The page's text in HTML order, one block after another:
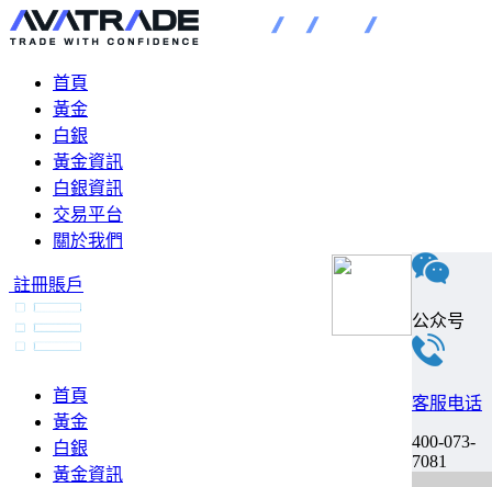
首頁
黃金
白銀
黃金資訊
白銀資訊
交易平台
關於我們
註冊賬戶
首頁
黃金
白銀
黃金資訊
公众号
客服电话
400-073-
7081